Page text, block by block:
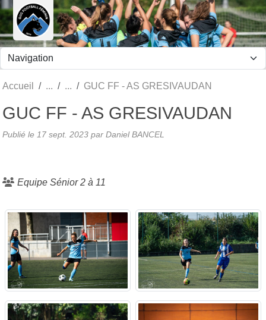
Accueil GUC FF - AS GRESIVAUDAN
GUC FF - AS GRESIVAUDAN
Publié le 17 sept. 2023 par Daniel BANCEL
Equipe Sénior 2 à 11
Panneau de gestion des cookies